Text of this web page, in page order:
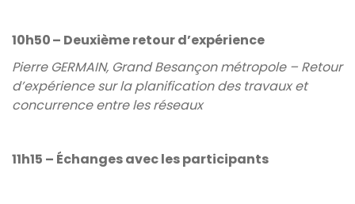
10h50 – Deuxième retour d’expérience
Pierre GERMAIN, Grand Besançon métropole – Retour
d’expérience sur la planification des travaux et
concurrence entre les réseaux
11h15 – Échanges avec les participants